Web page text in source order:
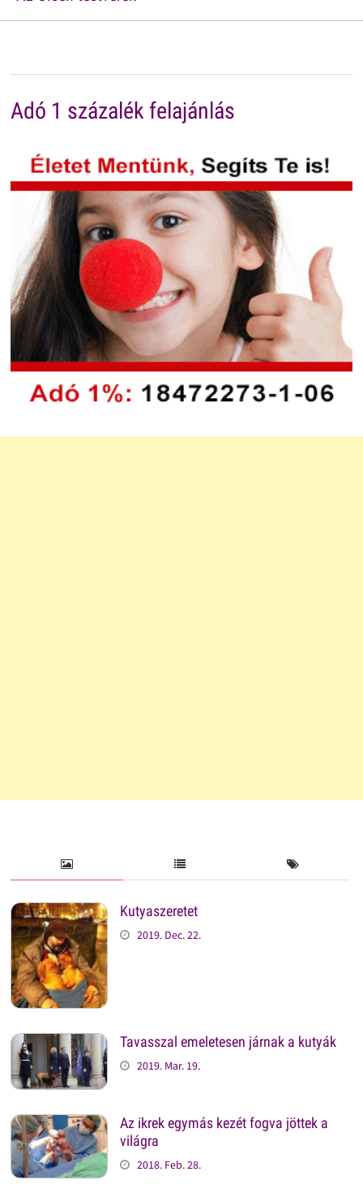
Adó 1 százalék felajánlás
Kutyaszeretet
2019. Dec. 22.
Tavasszal emeletesen járnak a kutyák
2019. Mar. 19.
Az ikrek egymás kezét fogva jöttek a
világra
2018. Feb. 28.